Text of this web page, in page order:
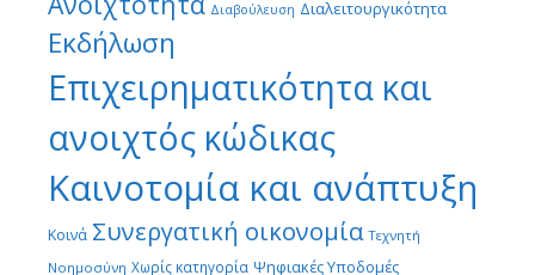
Διαβούλευση Διαλειτουργικότητα
Εκδήλωση
Επιχειρηματικότητα και
ανοιχτός κώδικας
Καινοτομία και ανάπτυξη
Κοινά Συνεργατική οικονομία Τεχνητή
Νοημοσύνη Χωρίς κατηγορία Ψηφιακές Υποδομές